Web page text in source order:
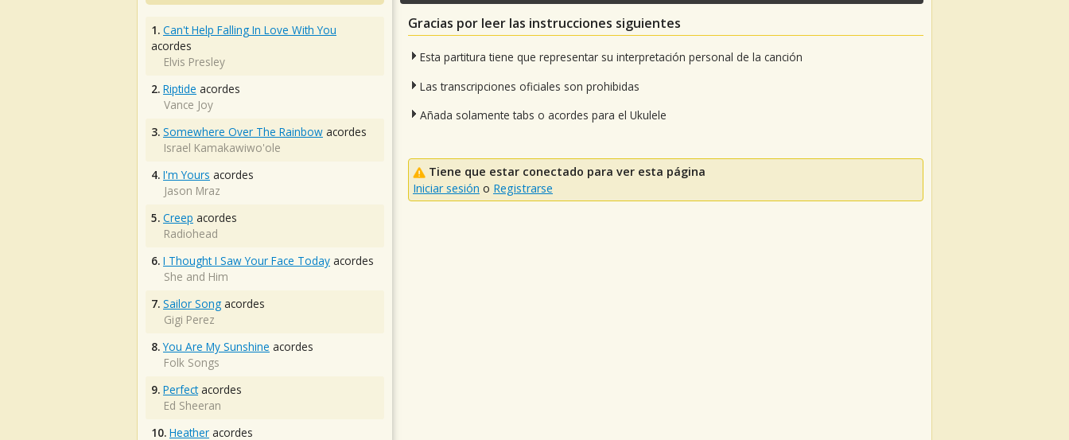
Gracias por leer las instrucciones siguientes
Esta partitura tiene que representar su interpretación personal de la canción
Las transcripciones oficiales son prohibidas
Añada solamente tabs o acordes para el Ukulele
Tiene que estar conectado para ver esta página
Iniciar sesión o Registrarse
1. Can't Help Falling In Love With You
acordes
Elvis Presley
2. Riptide acordes
Vance Joy
3. Somewhere Over The Rainbow acordes
Israel Kamakawiwo'ole
4. I'm Yours acordes
Jason Mraz
5. Creep acordes
Radiohead
6. I Thought I Saw Your Face Today acordes
She and Him
7. Sailor Song acordes
Gigi Perez
8. You Are My Sunshine acordes
Folk Songs
9. Perfectacordes
Ed Sheeran
10. Heather acordes